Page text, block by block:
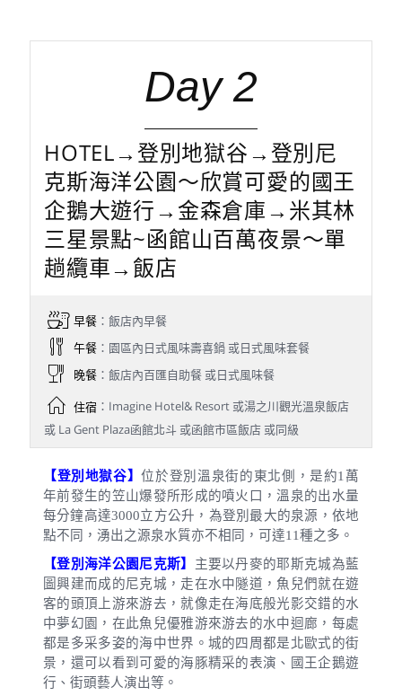
Day 2
HOTEL→登別地獄谷→登別尼
克斯海洋公園～欣賞可愛的國王
企鵝大遊行→金森倉庫→米其林
三星景點~函館山百萬夜景～單
趟纜車→飯店
早餐：飯店內早餐
午餐：園區內日式風味壽喜鍋 或日式風味套餐
晚餐：飯店內百匯自助餐 或日式風味餐
住宿：Imagine Hotel& Resort 或湯之川觀光溫泉飯店
或 La Gent Plaza函館北斗 或函館市區飯店 或同級
【登別地獄谷】位於登別溫泉街的東北側，是約1 萬
年前發生的笠山爆發所形成的噴火口，溫泉的出水量
每分鐘高達3000立方公升，為登別最大的泉源，依地
點不同，湧出之源泉水質亦不相同，可達11種之多。
【登別海洋公園尼克斯】 主要以丹麥的耶斯克城為藍
圖興建而成的尼克城，走在水中隧道，魚兒們就在遊
客的頭頂上游來游去，就像走在海底般光影交錯的水
中夢幻園，在此魚兒優雅游來游去的水中迴廊，每處
都是多采多姿的海中世界。城的四周都是北歐式的街
景，還可以看到可愛的海豚精采的表演、國王企鵝遊
行、街頭藝人演出等。